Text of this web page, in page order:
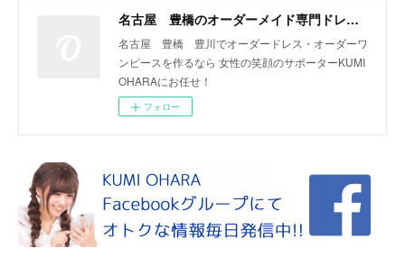
名古屋 豊橋のオーダーメイド専門ドレスデザイナー KUMI OHARA
名古屋 豊橋 豊川でオーダードレス・オーダーワ
ンピースを作るなら 女性の笑顔のサポーターKUMI
OHARAにお任せ！
フォロー